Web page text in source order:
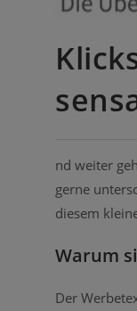
nd weiter
gerne
diesem
Warum
Der